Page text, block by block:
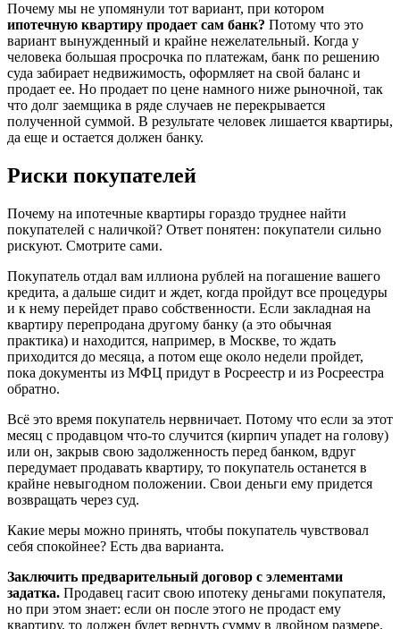
Почему мы не упомянули тот вариант, при котором
ипотечную квартиру продает сам банк? Потому что это
вариант вынужденный и крайне нежелательный. Когда у
человека большая просрочка по платежам, банк по решению
суда забирает недвижимость, оформляет на свой баланс и
продает ее. Но продает по цене намного ниже рыночной, так
что долг заемщика в ряде случаев не перекрывается
полученной суммой. В результате человек лишается квартиры,
да еще и остается должен банку.
Риски покупателей
Почему на ипотечные квартиры гораздо труднее найти
покупателей с наличкой? Ответ понятен: покупатели сильно
рискуют. Смотрите сами.
Покупатель отдал вам иллиона рублей на погашение вашего
кредита, а дальше сидит и ждет, когда пройдут все процедуры
и к нему перейдет право собственности. Если закладная на
квартиру перепродана другому банку (а это обычная
практика) и находится, например, в Москве, то ждать
приходится до месяца, а потом еще около недели пройдет,
пока документы из МФЦ придут в Росреестр и из Росреестра
обратно.
Всё это время покупатель нервничает. Потому что если за этот
месяц с продавцом что-то случится (кирпич упадет на голову)
или он, закрыв свою задолженность перед банком, вдруг
передумает продавать квартиру, то покупатель останется в
крайне невыгодном положении. Свои деньги ему придется
возвращать через суд.
Какие меры можно принять, чтобы покупатель чувствовал
себя спокойнее? Есть два варианта.
Заключить предварительный договор с элементами
задатка. Продавец гасит свою ипотеку деньгами покупателя,
но при этом знает: если он после этого не продаст ему
квартиру, то должен будет вернуть сумму в двойном размере.